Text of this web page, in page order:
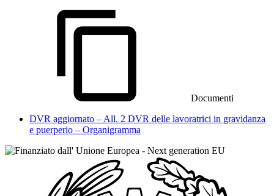
Documenti
DVR aggiornato – All. 2 DVR delle lavoratrici in gravidanza
e puerperio – Organigramma